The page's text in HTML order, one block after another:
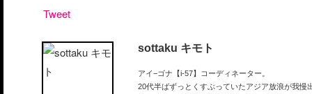
Tweet
sottaku キモト
アイ−ゴナ【i-57】コーディネーター。
20代半ばずっとくすぶっていたアジア放浪が我